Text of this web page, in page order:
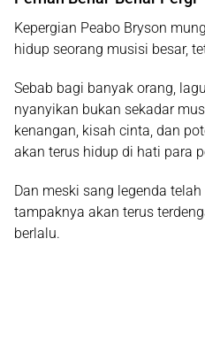
Kepergian Peabo Bryson
hidup seorang musisi besar,
Sebab bagi banyak orang,
nyanyikan bukan sekadar
kenangan, kisah cinta, dan
akan terus hidup di hati para
Dan meski sang legenda
tampaknya akan terus
berlalu.